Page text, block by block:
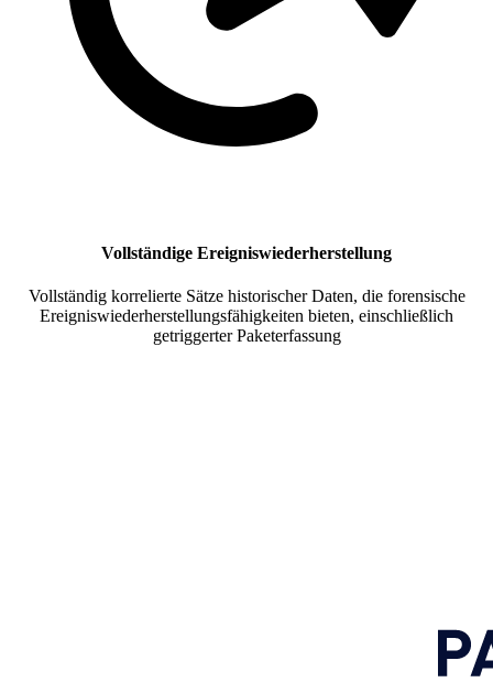
Vollständige Ereigniswiederherstellung
Vollständig korrelierte Sätze historischer Daten, die forensische
Ereigniswiederherstellungsfähigkeiten bieten, einschließlich
getriggerter Paketerfassung